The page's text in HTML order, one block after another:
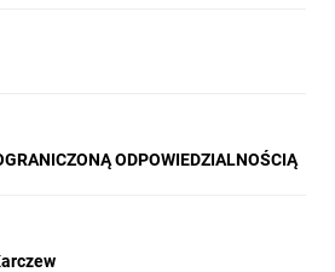
ODPOWIEDZIALNOŚCIĄ